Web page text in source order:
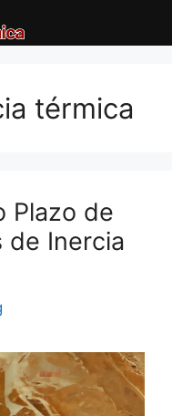
térmica
Plazo de
de Inercia